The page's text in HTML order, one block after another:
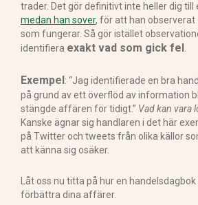
trader. Det gör definitivt inte heller dig till
medan han sover, för att han observerat
som fungerar. Så gör istället
identifiera exakt vad som gick fel
Exempel : “Jag identifierade en bra
på grund av ett överflöd av information
stängde affären för tidigt.” Vad kan vara
Kanske ägnar sig handlaren i det här
på Twitter och tweets från olika källor
att känna sig osäker.
Låt oss nu titta på hur en
förbättra dina affärer.